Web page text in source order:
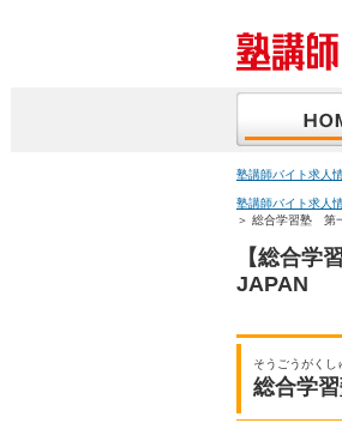
塾講師バイト求人
塾講師バイト求人
＞ 総合学習塾 第
【総合
JAPAN
そうごうがく
総合学